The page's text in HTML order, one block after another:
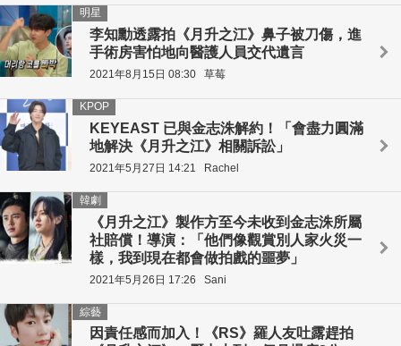
李知勳透露拍《月升之江》鼻子被刀傷，進
手術房害怕地向醫護人員交代遺言
明星
2021年8月15日 08:30 草莓
KEYEAST 已與金志洙解約！「會盡力圓滿
地解決《月升之江》相關訴訟」
KPOP
2021年5月27日 14:21 Rachel
《月升之江》製作方至今未收到金志洙所屬
社賠償！導演：「他們像觀賞別人家火災一
樣，我到現在都會做拍戲的噩夢」
韓劇
2021年5月26日 17:26 Sani
因責任感而加入！《RS》羅人友吐露趕拍
綜藝